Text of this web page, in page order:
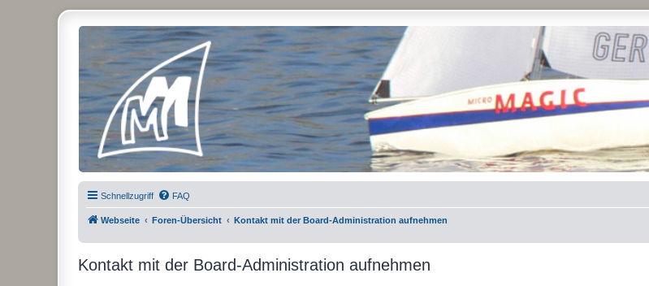
Micro Magic Forum Deutschland
Schnellzugriff FAQ
Webseite Foren-Übersicht Kontakt mit der Board-Administration aufnehmen
Kontakt mit der Board-Administration aufnehmen